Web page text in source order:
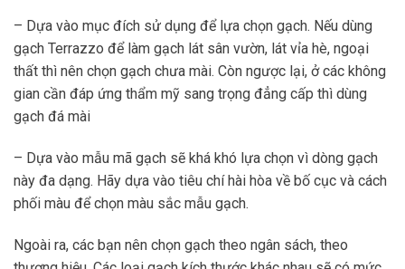
– Dựa vào mục đích sử dụng để lựa chọn gạch. Nếu dùng
gạch Terrazzo để làm gạch lát sân vườn, lát vỉa hè, ngoại
thất thì nên chọn gạch chưa mài. Còn ngược lại, ở các không
gian cần đáp ứng thẩm mỹ sang trọng đẳng cấp thì dùng
gạch đá mài
– Dựa vào mẫu mã gạch sẽ khá khó lựa chọn vì dòng gạch
này đa dạng. Hãy dựa vào tiêu chí hài hòa về bố cục và cách
phối màu để chọn màu sắc mẫu gạch.
Ngoài ra, các bạn nên chọn gạch theo ngân sách, theo